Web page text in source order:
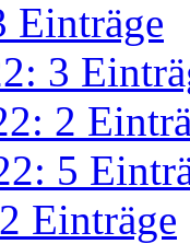
Einträge
3
2
5
Einträge